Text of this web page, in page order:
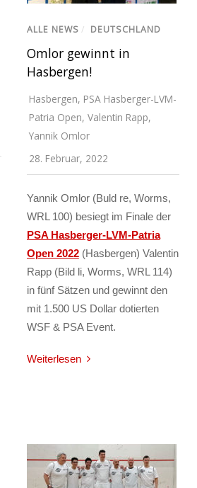
ALLE NEWS / DEUTSCHLAND
Omlor gewinnt in
Hasbergen!
Hasbergen, PSA Hasberger-LVM-
Patria Open, Valentin Rapp,
Yannik Omlor
28. Februar, 2022
Yannik Omlor (Buld re, Worms,
WRL 100) besiegt im Finale der
PSA Hasberger-LVM-Patria
Open 2022(Hasbergen) Valentin
Rapp (Bild li, Worms, WRL 114)
in fünf Sätzen und gewinnt den
mit 1.500 US Dollar dotierten
WSF & PSA Event.
Weiterlesen